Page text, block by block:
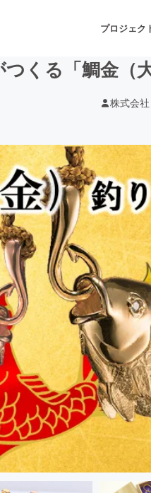
プロジェク
音楽
ゲーム・サー
書籍・雑誌出版
チャレンジ
つくる「鯛金（
株式会